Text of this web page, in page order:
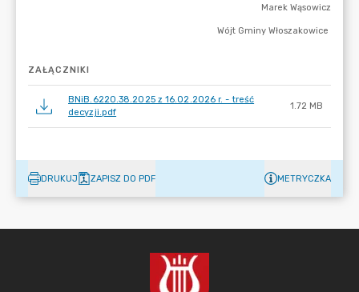
ZAŁĄCZNIKI
BNiB.6220.38.2025 z 16.02.2026 r. - treść
decyzji.pdf
1.72 MB
DRUKUJ ZAPISZ DO PDF METRYCZKA